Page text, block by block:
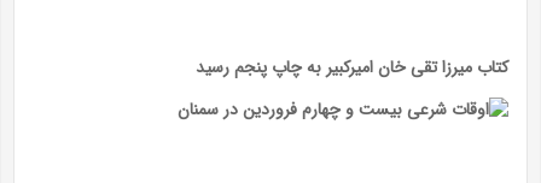
کتاب میرزا تقی خان امیرکبیر به چاپ پنجم رسید